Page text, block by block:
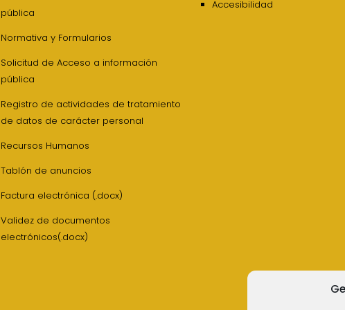
pública
Normativa y Formularios
Solicitud de Acceso a información
pública
Registro de actividades de tratamiento
de datos de carácter personal
Recursos Humanos
Tablón de anuncios
Factura electrónica (.docx)
Validez de documentos
electrónicos(.docx)
Accesibilidad